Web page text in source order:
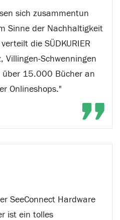
sich zusammentun
Sinne der Nachhaltigkeit
die SÜDKURIER
Villingen-Schwenningen
über 15.000 Bücher an
Onlineshops."
SeeConnect Hardware
ist ein tolles